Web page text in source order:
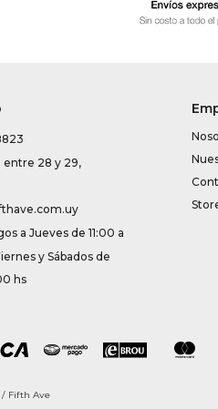
entre 28 y 29,
a Jueves de 11:00 a
y Sábados de
hs
/ Fifth Ave